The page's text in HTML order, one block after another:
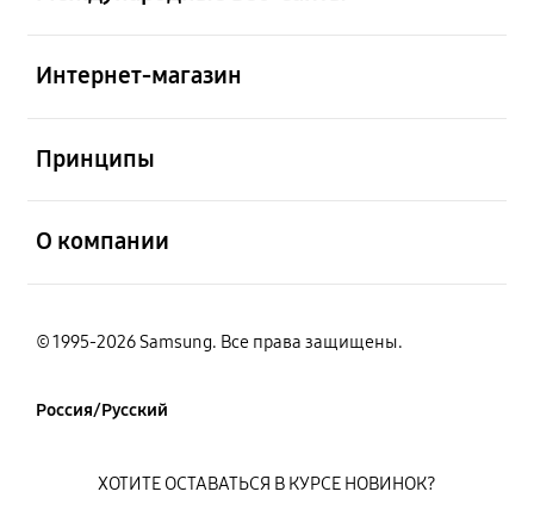
Интернет-магазин
Принципы
О компании
© 1995-2026 Samsung. Все права защищены.
Россия/Русский
ХОТИТЕ ОСТАВАТЬСЯ В КУРСЕ НОВИНОК?